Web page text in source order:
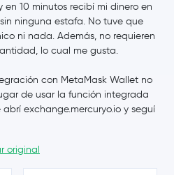
BAT
en 10 minutos recibí mi dinero en
ninguna estafa. No tuve que
ni nada. Además, no requieren
lo cual me gusta.
con MetaMask Wallet no
de usar la función integrada
exchange.mercuryo.io y seguí
original